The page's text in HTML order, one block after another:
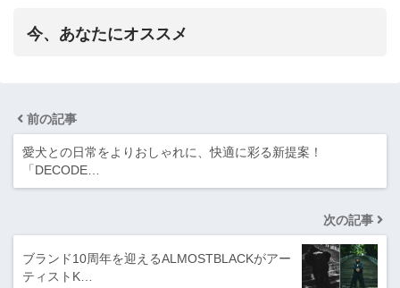
今、あなたにオススメ
前の記事
愛犬との日常をよりおしゃれに、快適に彩る新提案！
「DECODE…
次の記事
ブランド10周年を迎えるALMOSTBLACKがアー
ティストK…